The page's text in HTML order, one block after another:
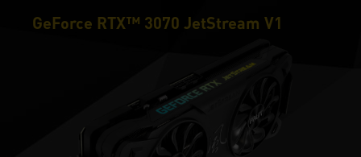
GeForce RTX™ 3070 JetStream V1